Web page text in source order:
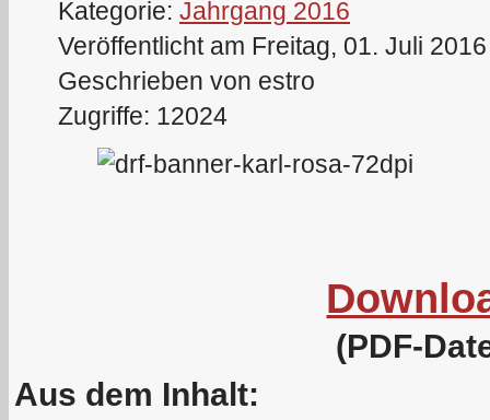
Kategorie: Jahrgang 2016
Veröffentlicht am Freitag, 01. Juli
Geschrieben von estro
Zugriffe: 12024
(PDF-
Aus dem Inhalt: